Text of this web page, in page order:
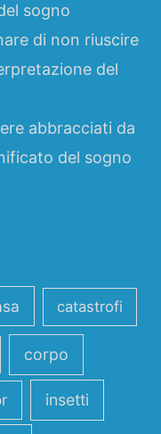
sogno
di non riuscire
del
abbracciati da
del sogno
catastrofi
corpo
insetti